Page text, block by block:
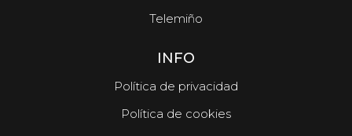
Telemiño
INFO
Política de privacidad
Política de cookies